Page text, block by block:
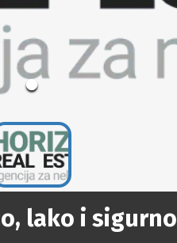
lako i sigurno